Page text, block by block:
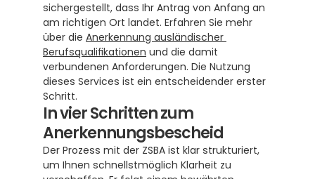
sichergestellt, dass Ihr Antrag von Anfang an
am richtigen Ort landet. Erfahren Sie mehr
über die Anerkennung ausländischer
Berufsqualifikationen und die damit
verbundenen Anforderungen. Die Nutzung
dieses Services ist ein entscheidender erster
Schritt.
In vier Schritten zum
Anerkennungsbescheid
Der Prozess mit der ZSBA ist klar strukturiert,
um Ihnen schnellstmöglich Klarheit zu